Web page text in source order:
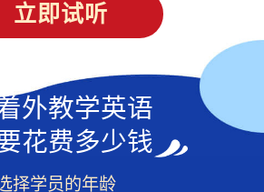
立即试听
外教学英语
花费多少钱
择学员的年龄